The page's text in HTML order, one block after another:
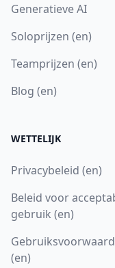
Generatieve AI
Soloprijzen (en)
Teamprijzen (en)
Blog (en)
WETTELIJK
Privacybeleid (en)
Beleid voor
gebruik (en)
(en)